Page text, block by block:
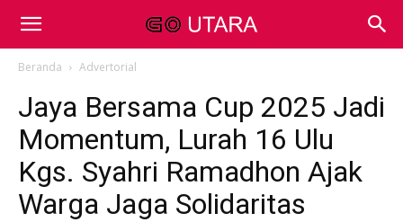
Beranda Advertorial
Jaya Bersama Cup 2025 Jadi
Momentum, Lurah 16 Ulu
Kgs. Syahri Ramadhon Ajak
Warga Jaga Solidaritas